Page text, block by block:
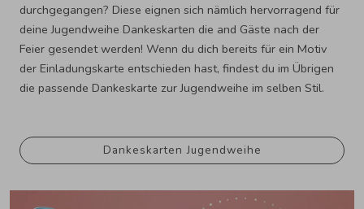
durchgegangen? Diese eignen sich nämlich hervorragend für
deine Jugendweihe Dankeskarten die and Gäste nach der
Feier gesendet werden! Wenn du dich bereits für ein Motiv
der Einladungskarte entschieden hast, findest du im Übrigen
die passende Dankeskarte zur Jugendweihe im selben Stil.
Dankeskarten Jugendweihe